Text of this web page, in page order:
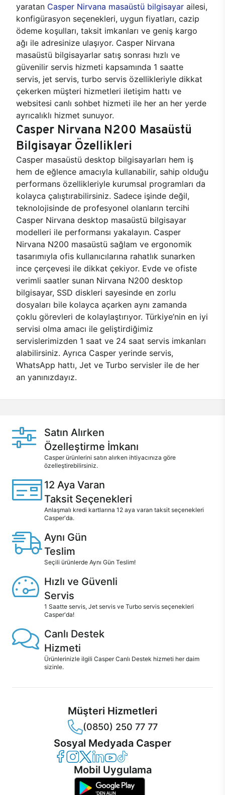
yaratan Casper Nirvana masaüstü bilgisayar ailesi,
konfigürasyon seçenekleri, uygun fiyatları, cazip
ödeme koşulları, taksit imkanları ve geniş kargo
ağı ile adresinize ulaşıyor. Casper Nirvana
masaüstü bilgisayarlar satış sonrası hızlı ve
güvenilir servis hizmeti kapsamında 1 saatte
servis, jet servis, turbo servis özellikleriyle dikkat
çekerken müşteri hizmetleri iletişim hattı ve
websitesi canlı sohbet hizmeti ile her an her yerde
ayrıcalıklı hizmet sunuyor.
Casper Nirvana N200 Masaüstü
Bilgisayar Özellikleri
Casper masaüstü desktop bilgisayarları hem iş
hem de eğlence amacıyla kullanabilir, sahip olduğu
performans özellikleriyle kurumsal programları da
kolayca çalıştırabilirsiniz. Sadece işinde değil,
teknolojisinde de profesyonel olanların tercihi
Casper Nirvana desktop masaüstü bilgisayar
modelleri ile performansı yakalayın. Casper
Nirvana N200 masaüstü sağlam ve ergonomik
tasarımıyla ofis kullanıcılarına rahatlık sunarken
ince çerçevesi ile dikkat çekiyor. Evde ve ofiste
verimli saatler sunan Nirvana N200 desktop
bilgisayar, SSD diskleri sayesinde en zorlu
dosyaları bile kolayca açarken aynı zamanda
çoklu görevleri de kolaylaştırıyor. Türkiye’nin en iyi
servisi olma amacı ile geliştirdiğimiz
servislerimizden 1 saat ve 24 saat servis imkanları
alabilirsiniz. Ayrıca Casper yerinde servis,
WhatsApp hattı, Jet ve Turbo servisler ile de her
an yanınızdayız.
Satın Alırken
Özelleştirme İmkanı
Casper ürünlerini satın alırken ihtiyacınıza göre
özelleştirebilirsiniz.
12 Aya Varan
Taksit Seçenekleri
Anlaşmalı kredi kartlarına 12 aya varan taksit seçenekleri
Casper'da.
Aynı Gün
Teslim
Seçili ürünlerde Aynı Gün Teslim!
Hızlı ve Güvenli
Servis
1 Saatte servis, Jet servis ve Turbo servis seçenekleri
Casper'da!
Canlı Destek
Hizmeti
Ürünlerinizle ilgili Casper Canlı Destek hizmeti her daim
sizinle.
Müşteri Hizmetleri
(0850) 250 77 77
Sosyal Medyada Casper
Casper Facebook
Casper Instagram
Casper Twitter
Casper LinkedIn
Casper YouTube
Casper TikTok
Mobil Uygulama